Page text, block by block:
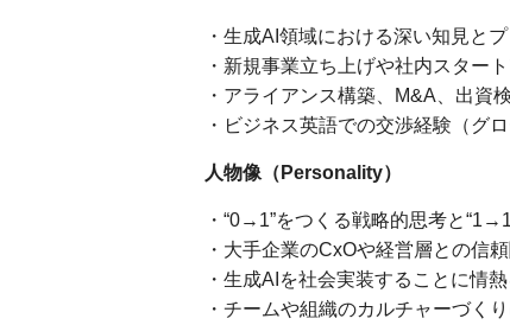
・生成AI領域における深い知見と
・新規事業立ち上げや社内スター
・アライアンス構築、M&A、出資
・ビジネス英語での交渉経験（グ
人物像（Personality）
・“0→1”をつくる戦略的思考と
・大手企業のCxOや経営層との信
・生成AIを社会実装することに情
・チームや組織のカルチャーづく